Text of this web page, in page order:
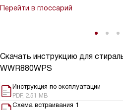
Скачать инструкцию для
WWR880WPS
Инструкция по эксплуатации
PDF, 2.51 MB
Схема встраивания 1
Перейти в глоссарий